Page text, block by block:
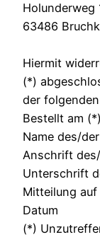
Holunderweg
63486
Hiermit
(*)
der
Bestellt am
Name des/
Anschrift
Unterschrift
Mitteilung auf
Datum
(*)